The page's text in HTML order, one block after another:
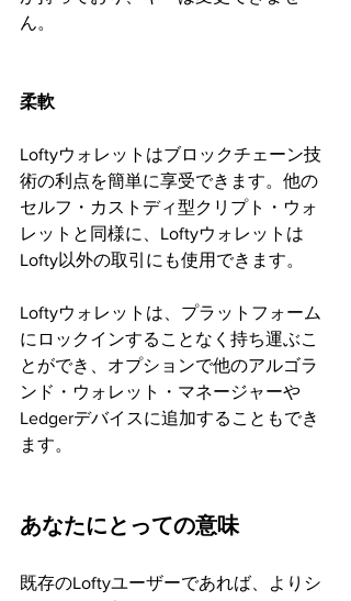
ん。
柔軟
Loftyウォレットはブロックチェーン技
術の利点を簡単に享受できます。他の
セルフ・カストディ型クリプト・ウォ
レットと同様に、Loftyウォレットは
Lofty以外の取引にも使用できます。
Loftyウォレットは、プラットフォーム
にロックインすることなく持ち運ぶこ
とができ、オプションで他のアルゴラ
ンド・ウォレット・マネージャーや
Ledgerデバイスに追加することもでき
ます。
あなたにとっての意味
既存のLoftyユーザーであれば、よりシ